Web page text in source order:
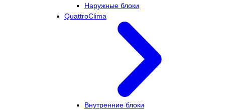
Наружные блоки
QuattroClima
Внутренние блоки